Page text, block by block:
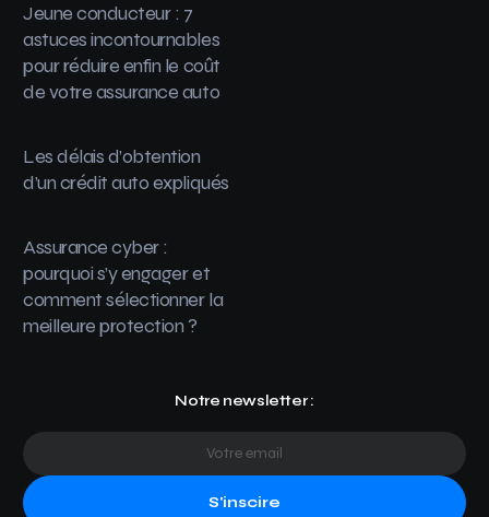
Jeune conducteur : 7
astuces incontournables
pour réduire enfin le coût
de votre assurance auto
Les délais d’obtention
d’un crédit auto expliqués
Assurance cyber :
pourquoi s’y engager et
comment sélectionner la
meilleure protection ?
Notre newsletter :
S'inscire